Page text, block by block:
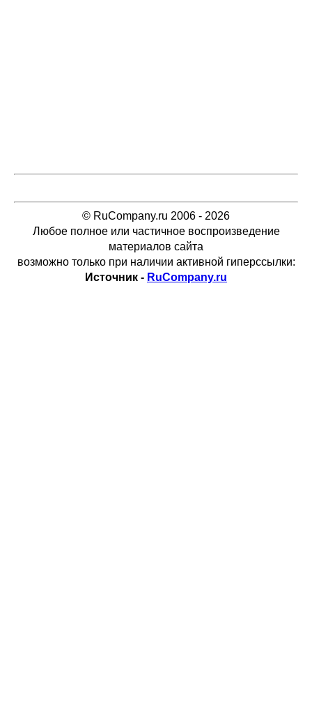
© RuCompany.ru 2006 - 2026
Любое полное или частичное воспроизведение
материалов сайта
возможно только при наличии активной гиперссылки:
Источник - RuCompany.ru